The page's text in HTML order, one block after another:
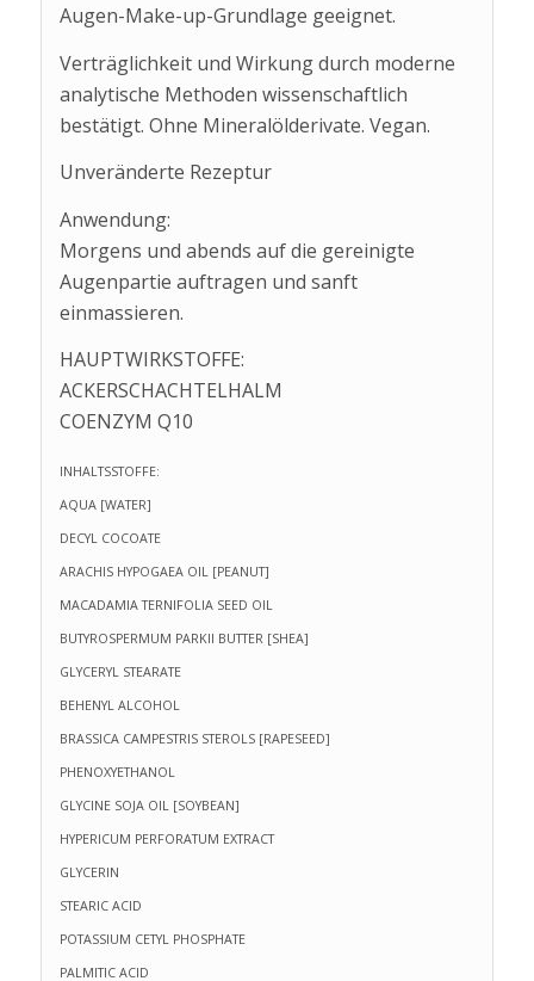
Augen-Make-up-Grundlage geeignet.
Verträglichkeit und Wirkung durch moderne
analytische Methoden wissenschaftlich
bestätigt. Ohne Mineralölderivate. Vegan.
Unveränderte Rezeptur
Anwendung:
Morgens und abends auf die gereinigte
Augenpartie auftragen und sanft
einmassieren.
HAUPTWIRKSTOFFE:
ACKERSCHACHTELHALM
COENZYM Q10
INHALTSSTOFFE:
AQUA [WATER]
DECYL COCOATE
ARACHIS HYPOGAEA OIL [PEANUT]
MACADAMIA TERNIFOLIA SEED OIL
BUTYROSPERMUM PARKII BUTTER [SHEA]
GLYCERYL STEARATE
BEHENYL ALCOHOL
BRASSICA CAMPESTRIS STEROLS [RAPESEED]
PHENOXYETHANOL
GLYCINE SOJA OIL [SOYBEAN]
HYPERICUM PERFORATUM EXTRACT
GLYCERIN
STEARIC ACID
POTASSIUM CETYL PHOSPHATE
PALMITIC ACID